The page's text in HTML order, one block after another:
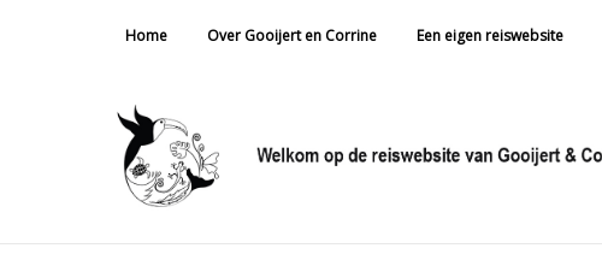
Home Over Gooijert en Corrine Een eigen reiswebsite